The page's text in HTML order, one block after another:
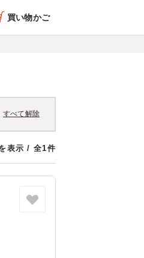
買い物かご
すべて解除
表示 / 全1件